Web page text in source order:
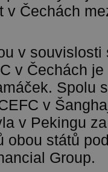
v Čechách
v souvislosti
v Čechách
Spolu
v
v Pekingu
obou států
Group.